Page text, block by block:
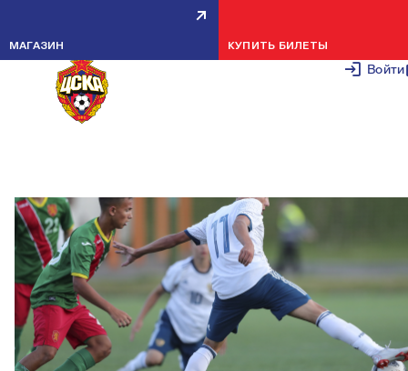
Войти
МАГАЗИН КУПИТЬ БИЛЕТЫ
БАГРИНЦЕВ ПОМОГ СБОРНОЙ
ОБЫГРАТЬ БОЛГАРИЮ